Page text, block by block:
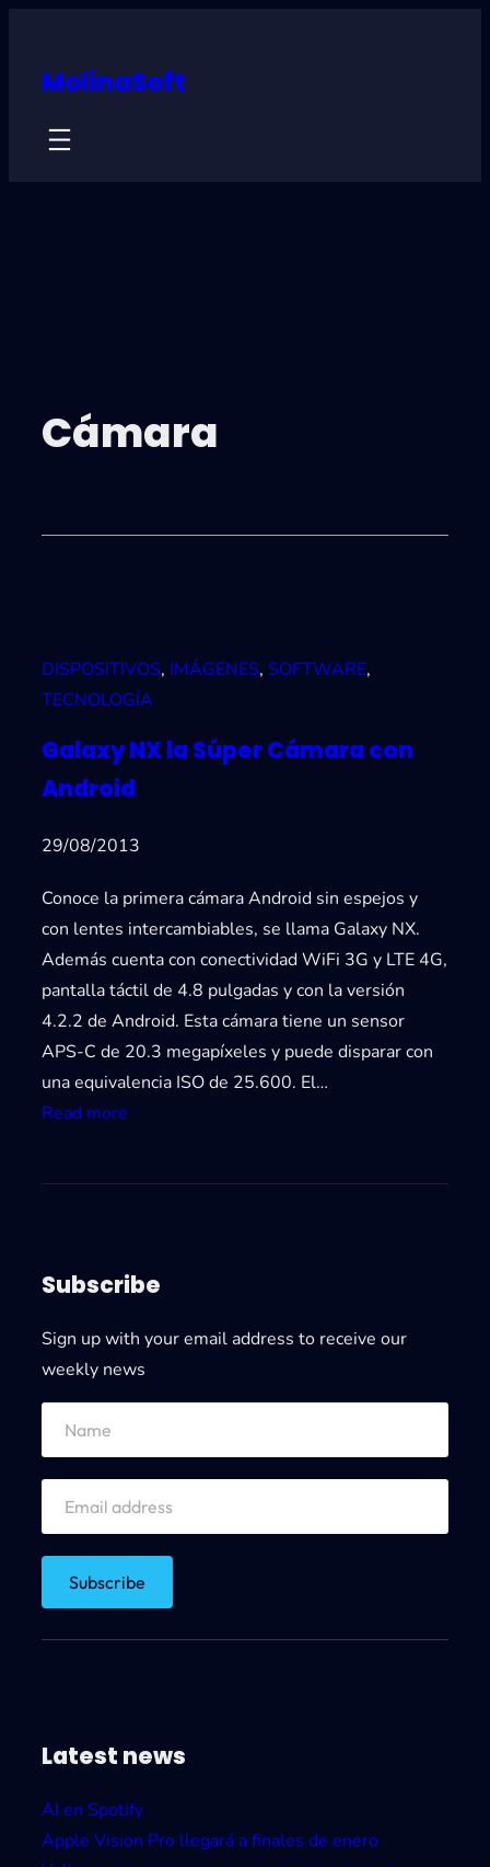
MolinaSoft
Cámara
DISPOSITIVOS, IMÁGENES, SOFTWARE
TECNOLOGÍA
Galaxy NX la Súper Cámara con
Android
29/08/2013
Conoce la primera cámara Android sin espejos y
con lentes intercambiables, se llama Galaxy NX.
Además cuenta con conectividad WiFi 3G y LTE 4G,
pantalla táctil de 4.8 pulgadas y con la versión
4.2.2 de Android. Esta cámara tiene un sensor
APS-C de 20.3 megapíxeles y puede disparar con
una equivalencia ISO de 25.600. El…
Read more
y
N
ú
p
e
r
C
á
a
o
n
Subscribe
Sign up with your email address to receive our
weekly news
Latest news
AI en Spotify
Apple Vision Pro llegará a finales de enero